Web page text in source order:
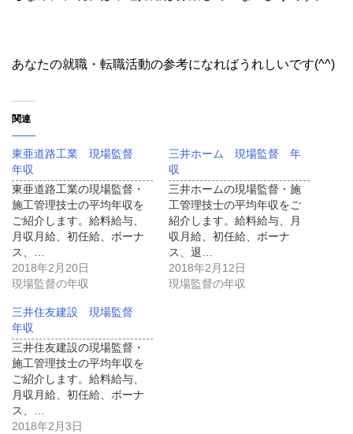
あなたの就職・転職活動の参考になればうれしいです(^^)
関連
東亜道路工業 現場監督
年収
東亜道路工業の現場監督・
施工管理技士の平均年収を
ご紹介します。給料給与、
月収月給、初任給、ボーナ
ス、…
2018年2月20日
現場監督の年収
三井ホーム 現場監督 年
収
三井ホームの現場監督・施
工管理技士の平均年収をご
紹介します。給料給与、月
収月給、初任給、ボーナ
ス、退…
2018年2月12日
現場監督の年収
三井住友建設 現場監督
年収
三井住友建設の現場監督・
施工管理技士の平均年収を
ご紹介します。給料給与、
月収月給、初任給、ボーナ
ス、…
2018年2月3日